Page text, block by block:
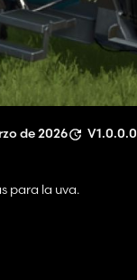
de 2026 V1.0.0.0
para la uva.